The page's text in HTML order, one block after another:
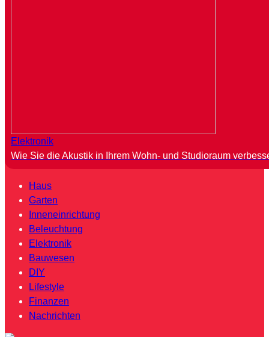
Elektronik
Wie Sie die Akustik in Ihrem Wohn- und Studioraum
Haus
Garten
Inneneinrichtung
Beleuchtung
Elektronik
Bauwesen
DIY
Lifestyle
Finanzen
Nachrichten